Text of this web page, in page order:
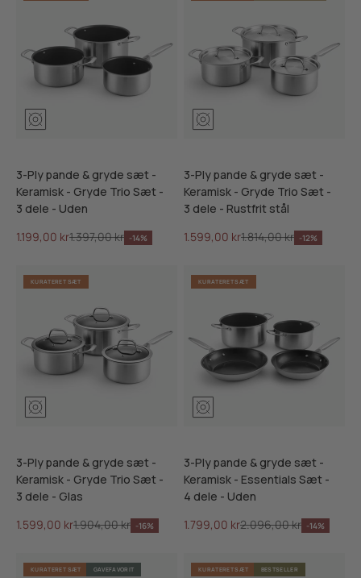
3-Ply pande & gryde sæt -
Keramisk - Gryde Trio Sæt -
3 dele - Uden
Salgspris
1.199,00 krNormalpris
1.397,00 kr -14%
3-Ply pande & gryde sæt -
Keramisk - Gryde Trio Sæt -
3 dele - Rustfrit stål
Salgspris
1.599,00 krNormalpris
1.814,00 kr -12%
KURATERET SÆT
3-Ply pande & gryde sæt -
Keramisk - Gryde Trio Sæt -
3 dele - Glas
Salgspris
1.599,00 krNormalpris
1.904,00 kr -16%
KURATERET SÆT
3-Ply pande & gryde sæt -
Keramisk - Essentials Sæt -
4 dele - Uden
Salgspris
1.799,00 krNormalpris
2.096,00 kr -14%
KURATERET SÆT GAVEFAVORIT KURATERET SÆT BESTSELLER